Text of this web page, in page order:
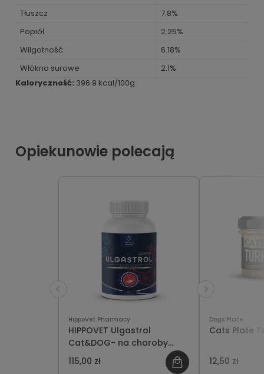
Tłuszcz
7.8%
Popiół
2.25%
Wilgotność
6.18%
Włókno surowe
2.1%
Kaloryczność: 396.9 kcal/100g
Opiekunowie polecają
HippoVet Pharmacy
HIPPOVET Ulgastrol
Cat&DOG- na choroby
układu pokarmowego
psów i kotów
115,00 zł
Dogs Plate
Cats Plate
12,50 zł